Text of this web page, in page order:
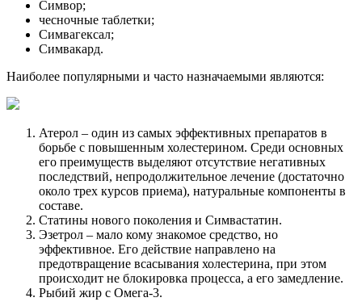
Симвор;
чесночные таблетки;
Симвагексал;
Симвакард.
Наиболее популярными и часто назначаемыми являются:
Атерол – один из самых эффективных препаратов в
борьбе с повышенным холестерином. Среди основных
его преимуществ выделяют отсутствие негативных
последствий, непродолжительное лечение (достаточно
около трех курсов приема), натуральные компоненты в
составе.
Статины нового поколения и Симвастатин.
Эзетрол – мало кому знакомое средство, но
эффективное. Его действие направлено на
предотвращение всасывания холестерина, при этом
происходит не блокировка процесса, а его замедление.
Рыбий жир с Омега-3.